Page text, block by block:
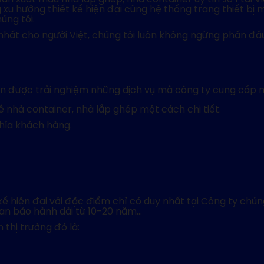
hướng thiết kế hiện đại cùng hệ thống trang thiết bị
tôi.
cho người Việt, chúng tôi luôn không ngừng phấn
được trải nghiệm những dịch vụ mà công ty cung
nhà container, nhà lắp ghép một cách chi tiết.
khách hàng.
hiện đại với đặc điểm chỉ có duy nhất tại Công ty
bảo hành dài từ 10-20 năm…
thị trường đó là: